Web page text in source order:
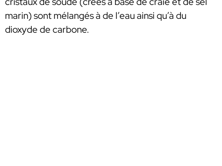
marin) sont mélangés à de l’eau ainsi qu’à du
dioxyde de carbone.